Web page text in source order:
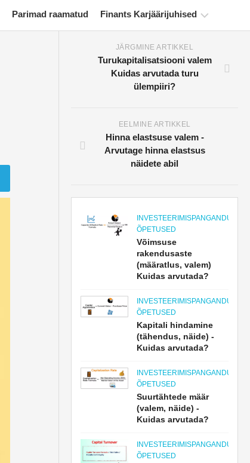
Parimad raamatud Finants Karjäärijuhised
Rahanduse
sertifitseerimise
ressursid
Täisvorm
Riskijuhtimise
JÄRGMINE ARTIKKEL
Turukapitalisatsiooni valem
Kuidas arvutada turu
ülempiiri?
EELMINE ARTIKKEL
Hinna elastsuse valem -
Arvutage hinna elastsus
näidete abil
INVESTEERIMISPANGANDUSE
ÕPETUSED
Võimsuse
rakendusaste
(määratlus, valem)
Kuidas arvutada?
INVESTEERIMISPANGANDUSE
ÕPETUSED
Kapitali hindamine
(tähendus, näide) -
Kuidas arvutada?
INVESTEERIMISPANGANDUSE
ÕPETUSED
Suurtähtede määr
(valem, näide) -
Kuidas arvutada?
INVESTEERIMISPANGANDUSE
ÕPETUSED